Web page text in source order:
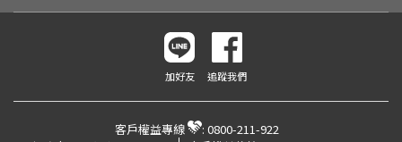
加好友 追蹤我們
客戶權益專線 : 0800-211-922